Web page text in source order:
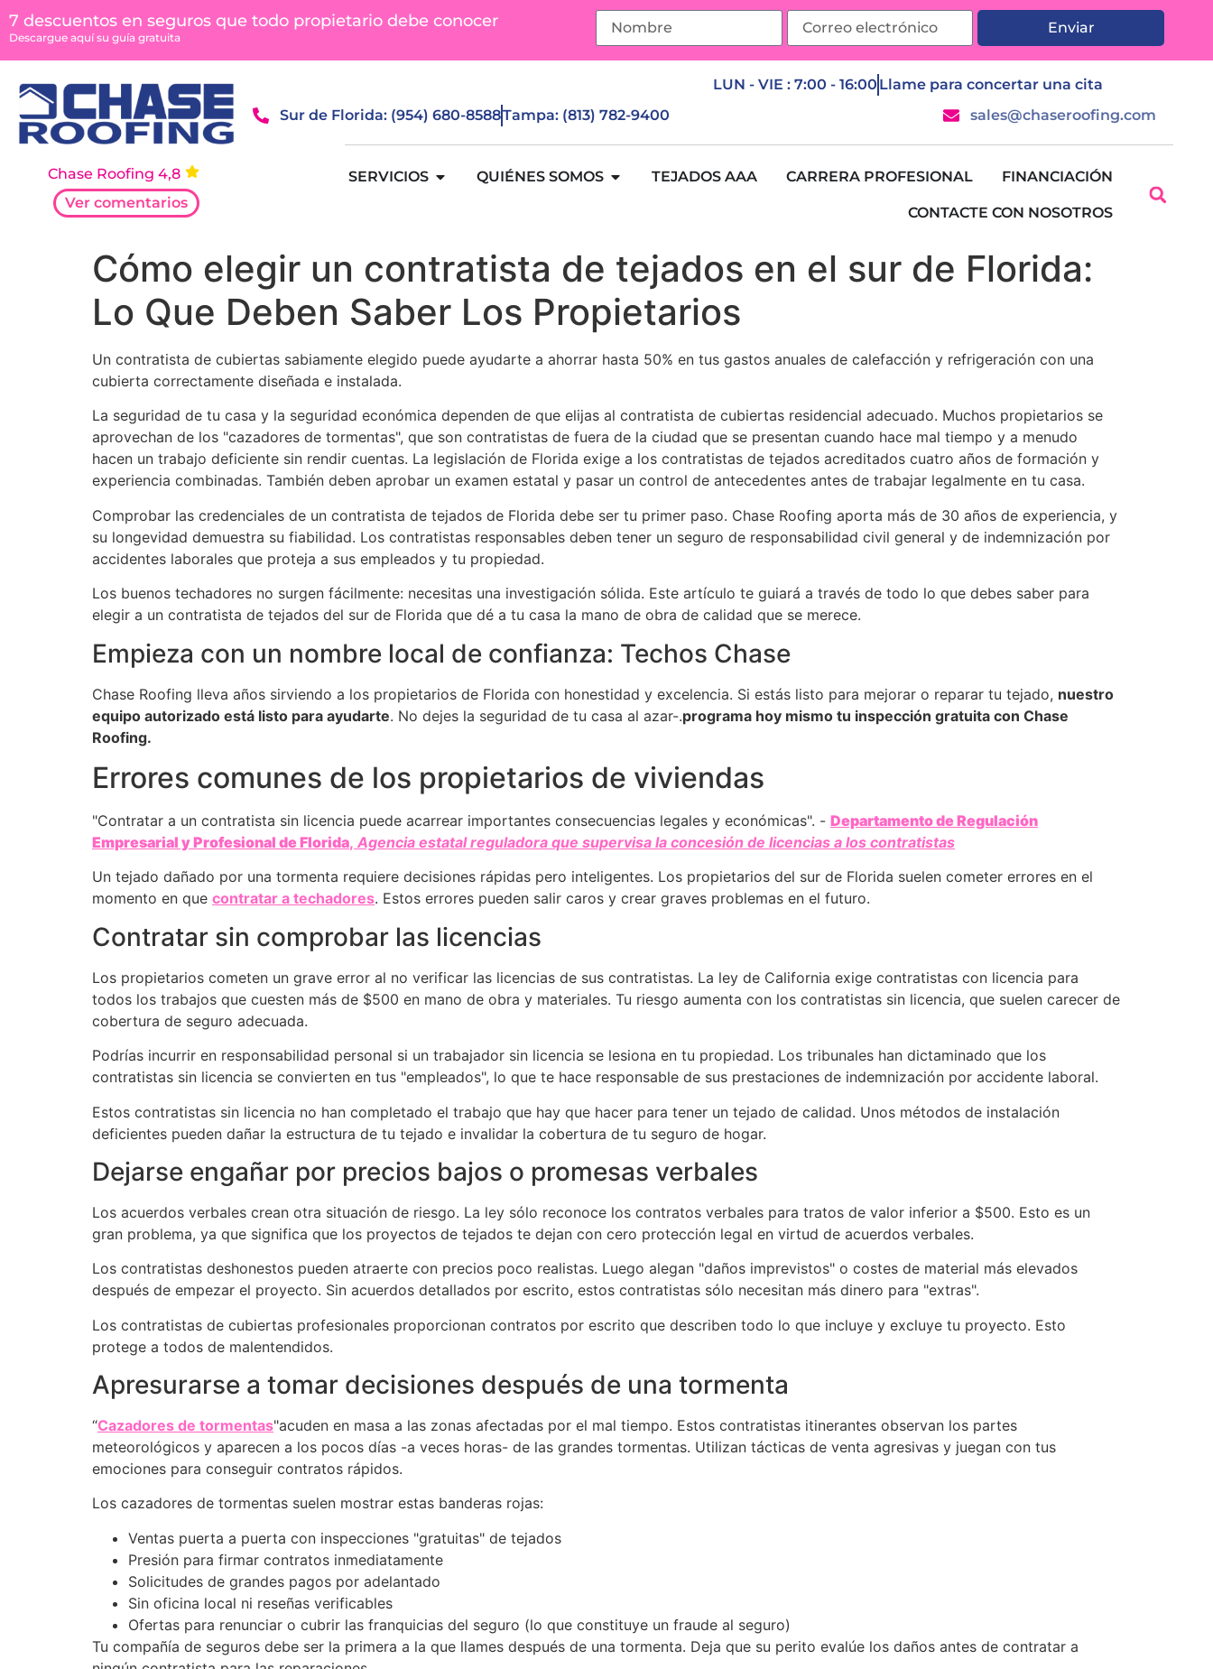
contenido
7 descuentos en seguros que todo propietario debe conocer
Descargue aquí su guía gratuita
Enviar
Chase Roofing 4,8
Ver comentarios
LUN - VIE : 7:00 - 16:00 Llame para concertar una cita
Sur de Florida: (954) 680-8588Tampa: (813) 782-9400 sales@chaseroofing.com
SERVICIOS QUIÉNES SOMOS TEJADOS AAA CARRERA PROFESIONAL FINANCIACIÓN
CONTACTE CON NOSOTROS
Cómo elegir un contratista de tejados en el sur de Florida:
Lo Que Deben Saber Los Propietarios
Un contratista de cubiertas sabiamente elegido puede ayudarte a ahorrar hasta 50% en tus gastos anuales de calefacción y refrigeración con una
cubierta correctamente diseñada e instalada.
La seguridad de tu casa y la seguridad económica dependen de que elijas al contratista de cubiertas residencial adecuado. Muchos propietarios se
aprovechan de los "cazadores de tormentas", que son contratistas de fuera de la ciudad que se presentan cuando hace mal tiempo y a menudo
hacen un trabajo deficiente sin rendir cuentas. La legislación de Florida exige a los contratistas de tejados acreditados cuatro años de formación y
experiencia combinadas. También deben aprobar un examen estatal y pasar un control de antecedentes antes de trabajar legalmente en tu casa.
Comprobar las credenciales de un contratista de tejados de Florida debe ser tu primer paso. Chase Roofing aporta más de 30 años de experiencia, y
su longevidad demuestra su fiabilidad. Los contratistas responsables deben tener un seguro de responsabilidad civil general y de indemnización por
accidentes laborales que proteja a sus empleados y tu propiedad.
Los buenos techadores no surgen fácilmente: necesitas una investigación sólida. Este artículo te guiará a través de todo lo que debes saber para
elegir a un contratista de tejados del sur de Florida que dé a tu casa la mano de obra de calidad que se merece.
Empieza con un nombre local de confianza: Techos Chase
Chase Roofing lleva años sirviendo a los propietarios de Florida con honestidad y excelencia. Si estás listo para mejorar o reparar tu tejado, nuestro
equipo autorizado está listo para ayudarte. No dejes la seguridad de tu casa al azar-.programa hoy mismo tu inspección gratuita con Chase
Roofing.
Errores comunes de los propietarios de viviendas
"Contratar a un contratista sin licencia puede acarrear importantes consecuencias legales y económicas". - Departamento de Regulación
Empresarial y Profesional de Florida, Agencia estatal reguladora que supervisa la concesión de licencias a los contratistas
Un tejado dañado por una tormenta requiere decisiones rápidas pero inteligentes. Los propietarios del sur de Florida suelen cometer errores en el
momento en que contratar a techadores. Estos errores pueden salir caros y crear graves problemas en el futuro.
Contratar sin comprobar las licencias
Los propietarios cometen un grave error al no verificar las licencias de sus contratistas. La ley de California exige contratistas con licencia para
todos los trabajos que cuesten más de $500 en mano de obra y materiales. Tu riesgo aumenta con los contratistas sin licencia, que suelen carecer de
cobertura de seguro adecuada.
Podrías incurrir en responsabilidad personal si un trabajador sin licencia se lesiona en tu propiedad. Los tribunales han dictaminado que los
contratistas sin licencia se convierten en tus "empleados", lo que te hace responsable de sus prestaciones de indemnización por accidente laboral.
Estos contratistas sin licencia no han completado el trabajo que hay que hacer para tener un tejado de calidad. Unos métodos de instalación
deficientes pueden dañar la estructura de tu tejado e invalidar la cobertura de tu seguro de hogar.
Dejarse engañar por precios bajos o promesas verbales
Los acuerdos verbales crean otra situación de riesgo. La ley sólo reconoce los contratos verbales para tratos de valor inferior a $500. Esto es un
gran problema, ya que significa que los proyectos de tejados te dejan con cero protección legal en virtud de acuerdos verbales.
Los contratistas deshonestos pueden atraerte con precios poco realistas. Luego alegan "daños imprevistos" o costes de material más elevados
después de empezar el proyecto. Sin acuerdos detallados por escrito, estos contratistas sólo necesitan más dinero para "extras".
Los contratistas de cubiertas profesionales proporcionan contratos por escrito que describen todo lo que incluye y excluye tu proyecto. Esto
protege a todos de malentendidos.
Apresurarse a tomar decisiones después de una tormenta
“Cazadores de tormentas"acuden en masa a las zonas afectadas por el mal tiempo. Estos contratistas itinerantes observan los partes
meteorológicos y aparecen a los pocos días -a veces horas- de las grandes tormentas. Utilizan tácticas de venta agresivas y juegan con tus
emociones para conseguir contratos rápidos.
Los cazadores de tormentas suelen mostrar estas banderas rojas:
Ventas puerta a puerta con inspecciones "gratuitas" de tejados
Presión para firmar contratos inmediatamente
Solicitudes de grandes pagos por adelantado
Sin oficina local ni reseñas verificables
Ofertas para renunciar o cubrir las franquicias del seguro (lo que constituye un fraude al seguro)
Tu compañía de seguros debe ser la primera a la que llames después de una tormenta. Deja que su perito evalúe los daños antes de contratar a